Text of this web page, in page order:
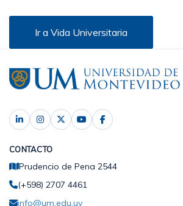
Ir a Vida Universitaria
CONTACTO
Prudencio de Pena 2544
(+598) 2707 4461
info@um.edu.uy